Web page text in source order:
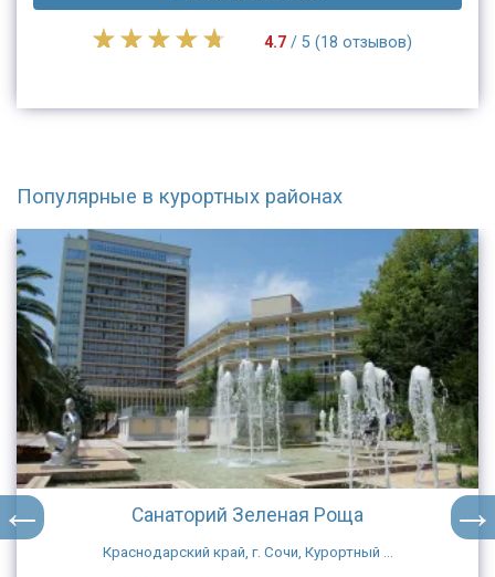
4.7/ 5 (18 отзывов)
Популярные в курортных районах
Санаторий Зеленая Роща
Краснодарский край, г. Сочи, Курортный ...